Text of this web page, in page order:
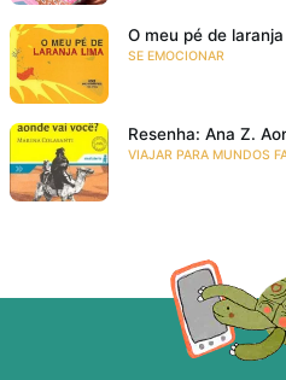
O meu pé de
SE EMOCIONAR
Resenha: Ana Z.
VIAJAR PARA MUNDOS